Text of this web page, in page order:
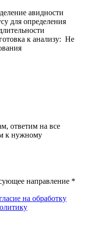
авидности
для определения
к анализу: Не
ответим на все
к нужному
направление *
на обработку